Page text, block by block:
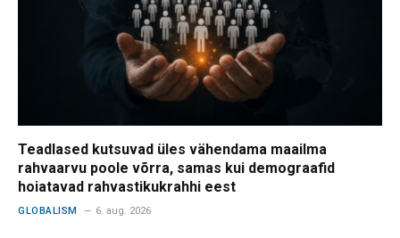
Teadlased kutsuvad üles vähendama maailma
rahvaarvu poole võrra, samas kui demograafid
hoiatavad rahvastikukrahhi eest
GLOBALISM 6. aug. 2026